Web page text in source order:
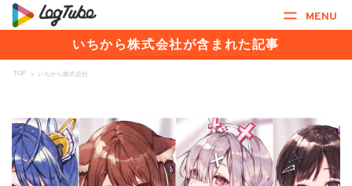
MENU
いちから株式会社が含まれた記事
TOP > いちから株式会社